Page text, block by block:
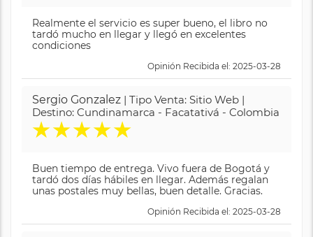
Realmente el servicio es super bueno, el libro no
tardó mucho en llegar y llegó en excelentes
condiciones
Opinión Recibida el: 2025-03-28
Sergio Gonzalez | Tipo Venta: Sitio Web |
Destino: Cundinamarca - Facatativá - Colombia
★★★★★
Buen tiempo de entrega. Vivo fuera de Bogotá y
tardó dos días hábiles en llegar. Además regalan
unas postales muy bellas, buen detalle. Gracias.
Opinión Recibida el: 2025-03-28